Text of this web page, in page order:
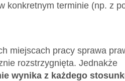
konkretnym terminie (np. z
miejscach pracy sprawa
rozstrzygnięta. Jednakże
wynika z każdego